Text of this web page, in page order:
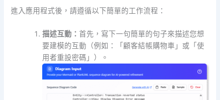
進入應用程式後，請遵循以下簡單的工作流程：
描述互動：首先，寫下一句簡單的句子來描述您想
要建模的互動（例如：「顧客結帳購物車」或「使
用者重設密碼」）。